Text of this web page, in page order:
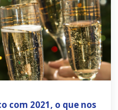
com 2021, o que nos